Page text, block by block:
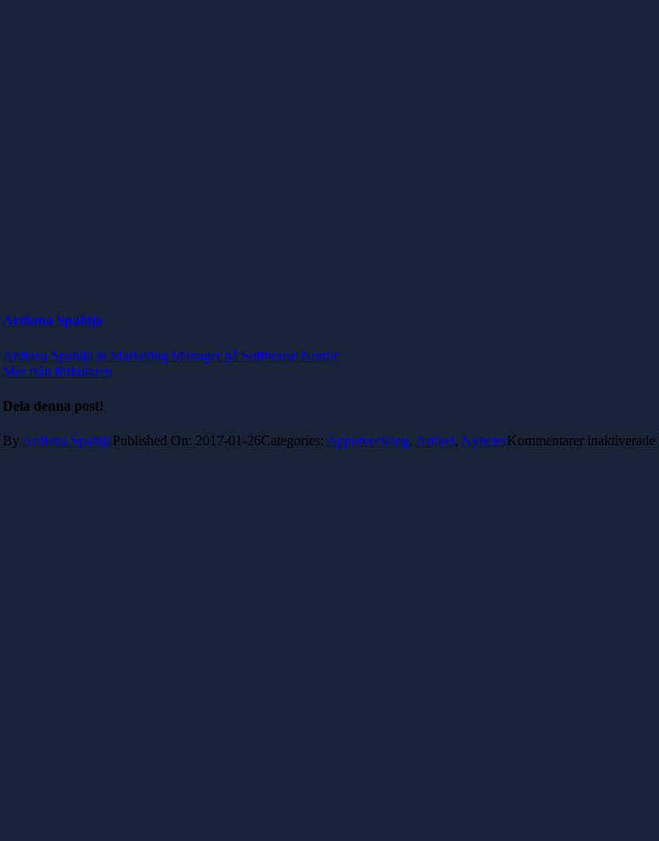
Ardiana Spahija
Ardiana Spahija är Marketing Manager på Softhouse Nordic
Mer från författaren
Dela denna post!
By Ardiana SpahijaPublished On: 2017-01-26Categories: Apputveckling, Artikel, NyheterKommentarer inaktiverade